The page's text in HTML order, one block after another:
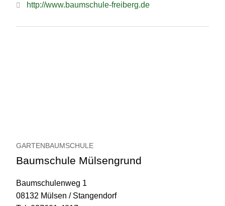
http://www.baumschule-freiberg.de
GARTENBAUMSCHULE
Baumschule Mülsengrund
Baumschulenweg 1
08132 Mülsen / Stangendorf